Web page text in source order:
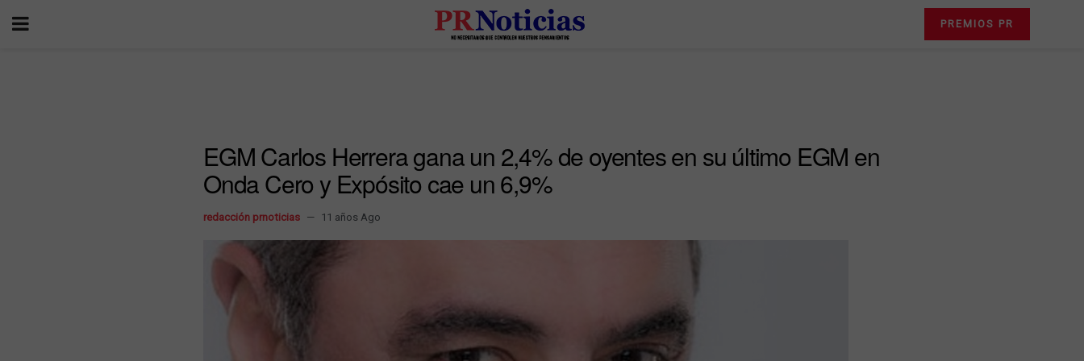
PREMIOS PR
EGM Carlos Herrera gana un 2,4% de oyentes en su último EGM en
Onda Cero y Expósito cae un 6,9%
redacción prnoticias 11 años Ago